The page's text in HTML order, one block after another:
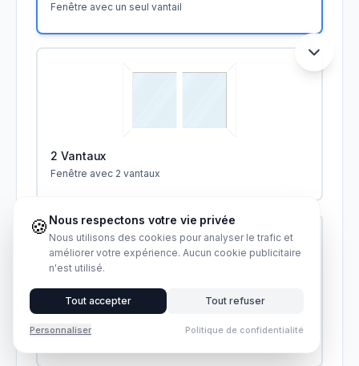
Fenêtre avec un seul vantail
2 Vantaux
Fenêtre avec 2 vantaux
🍪 Nous respectons votre vie privée
Nous utilisons des cookies pour analyser le trafic et
améliorer votre expérience. Aucun cookie publicitaire
n'est utilisé.
Tout accepter Tout refuser
Personnaliser Politique de confidentialité